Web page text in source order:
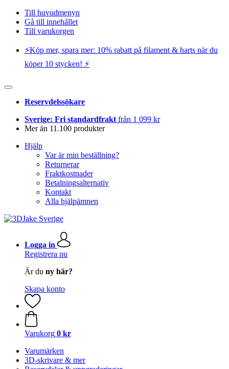
Till huvudmenyn
Gå till innehållet
Till varukorgen
⚡️Köp mer, spara mer: 10% rabatt på filament & harts när du
köper 10 stycken! ⚡️
Reservdelssökare
Sverige: Fri standardfrakt från 1 099 kr
Mer än 11.100 produkter
Hjälp
Var är min beställning?
Returnerar
Fraktkostnader
Betalningsalternativ
Kontakt
Alla hjälpämnen
Logga in
Registrera nu
Är du ny här?
Skapa konto
Varukorg 0 kr
Varumärken
3D-skrivare & mer